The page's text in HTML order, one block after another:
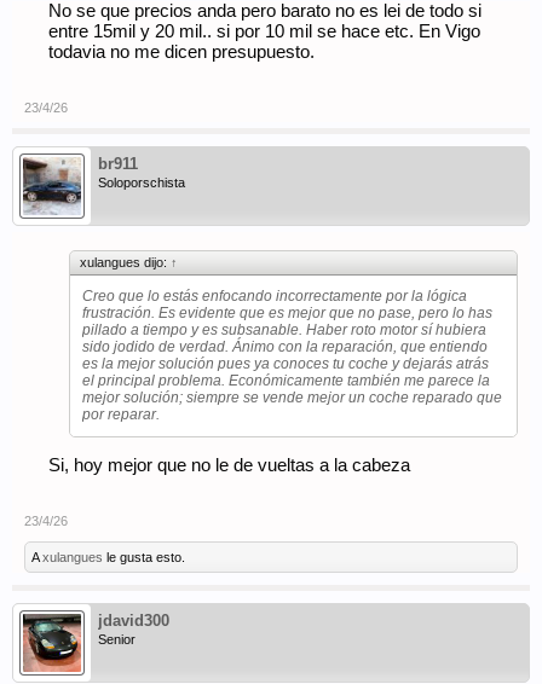
No se que precios anda pero barato no es lei de todo si
entre 15mil y 20 mil.. si por 10 mil se hace etc. En Vigo
todavia no me dicen presupuesto.
23/4/26
br911
Soloporschista
xulangues dijo: ↑
Creo que lo estás enfocando incorrectamente por la lógica
frustración. Es evidente que es mejor que no pase, pero lo has
pillado a tiempo y es subsanable. Haber roto motor sí hubiera
sido jodido de verdad. Ánimo con la reparación, que entiendo
es la mejor solución pues ya conoces tu coche y dejarás atrás
el principal problema. Económicamente también me parece la
mejor solución; siempre se vende mejor un coche reparado que
por reparar.
Si, hoy mejor que no le de vueltas a la cabeza
23/4/26
Axulangues le gusta esto.
jdavid300
Senior